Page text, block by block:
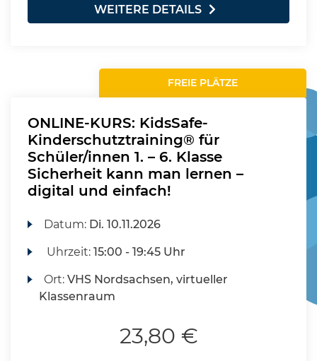
WEITERE DETAILS
FREIE PLÄTZE
ONLINE-KURS: KidsSafe-
Kinderschutztraining® für
Schüler/innen 1. – 6. Klasse
Sicherheit kann man lernen –
digital und einfach!
Datum: Di. 10.11.2026
Uhrzeit:15:00 - 19:45 Uhr
Ort:VHS Nordsachsen, virtueller
Klassenraum
23,80 €